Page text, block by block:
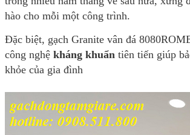
hào cho mỗi một công trình.
Đặc biệt, gạch Granite vân đá
công nghệ kháng khuẩn tiên tiến giúp
khỏe của gia đình